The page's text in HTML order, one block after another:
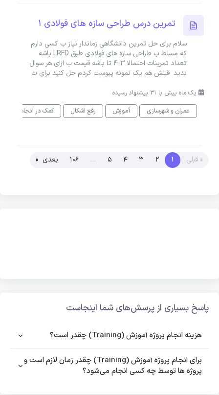
تمرین درس طراحی سازه های فولادی 1
سلام برای حل تمرین دانشگاهی زماندار نیاز ب کسی دارم
که مسلط ب طراحی سازه های فولادی طبق LRFD باشه
تعداد تمرینات احتمالا ۳-۴ تا باشه قیمت ب ازای هر سوال
بدید قبلش هم یک نمونه پیوست کردم حل کنید برای ت
یک ماه پیش با 31 پیشنهاد رسیده
عمران و شهرسازی
آموزش رفع اشکال کمک در انجام کاری
« قبلی 1
2
3
4
5
…
106 بعدی »
پاسخ بسیاری از پرسش‌های شما اینجاست
هزینه انجام پروژه آموزش (Training) چقدر است؟
برای انجام پروژه آموزش (Training) چقدر زمان لازم است و
پروژه ها توسط چه کسی انجام می‌شود؟